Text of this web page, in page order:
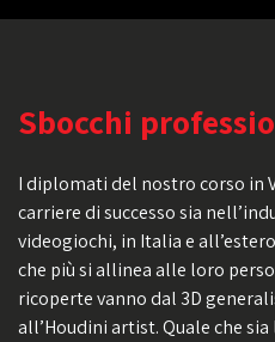
Sbocchi
I diplomati del nostro corso in
carriere di successo sia
videogiochi, in Italia e
che più si allinea alle loro
ricoperte vanno dal 3D
all’Houdini artist. Quale che